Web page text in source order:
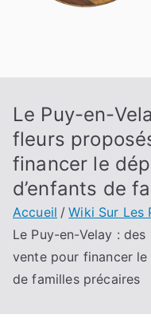
Le Puy-en-
fleurs
financer le
d’enfants de
Accueil
Wiki Sur Les
Le Puy-en-Velay :
vente pour financer le
de familles précaires